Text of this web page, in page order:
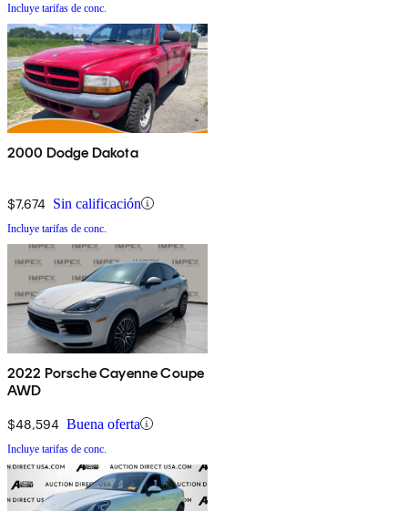
Incluye tarifas de conc.
2000 Dodge Dakota
$7,674 Sin calificación
Incluye tarifas de conc.
2022 Porsche Cayenne Coupe
AWD
$48,594 Buena oferta
Incluye tarifas de conc.